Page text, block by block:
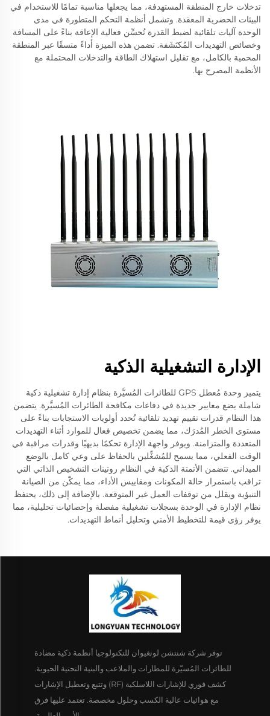
تدخلات خارج المنطقة المستهدفة، مما يجعلها مناسبة تمامًا للاستخدام في
البيئات الحضرية المعقدة. وتشمل أنظمة التحكم المتطورة في مدى
الوحدة آليات تلقائية لضبط القدرة تُحسِّن فعالية الإعاقة بناءً على المسافة
وخصائص التهديدات المُكتَشَفة. تضمن هذه الميزة أداءً متسقًا عبر المنطقة
المحمية بالكامل، مع تقليل استهلاك الطاقة والتدخلات المحتملة مع
الأنظمة المصرح بها.
الإدارة التشغيلية الذكية
يتميز وحدة مُعطل GPS للطائرات المُسيَّرة بنظام إدارة تشغيلية ذكية
شاملة يضع معايير جديدة في دفاعات مكافحة الطائرات المُسيَّرة. يتضمن
هذا النظام قدرات تقييم تهديد تلقائية تُحدد أولويات الاستجابات بناءً على
مستوى الخطر المُدرَك، مما يضمن تخصيص فعال للموارد أثناء التهديدات
المتعددة والمتزامنة. ويوفر واجهة الإدارة تحكمًا بديهيًا وقدرات مراقبة في
الوقت الفعلي، مما يسمح للمُشغِّلين بالحفاظ على وعي كامل بالوضع
الميداني. تتضمن الأتمتة الذكية في النظام روتينات التشخيص الذاتي التي
تراقب باستمرار حالة المكونات ومقاييس الأداء، مما يمكّن من الصيانة
التنبؤية ويقلل من توقفات العمل غير المتوقعة. بالإضافة إلى ذلك، يحتفظ
نظام الإدارة في الوحدة بسجلات تشغيلية مفصلة وإحصائيات تحليلية، مما
يوفر رؤى قيمة للتخطيط الأمني وتحليل أنماط التهديدات.
توفر شركة شنتشن لونغيوان للتكنولوجيا أنظمة ذكية مضادة
للطائرات المُسيّرة للمطارات والملاعب والبنية التحتية الحيوية.
كشف فوري للإشارات اللاسلكية (RF) وتتبع وتعطيل الإشارات
مع هوائيات عالية الكسب وحلول مخصصة. تعتمد عليها فرق